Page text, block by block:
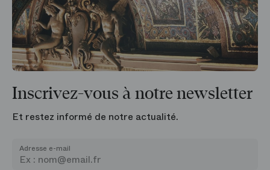
Inscrivez-vous à notre newsletter
Et restez informé de notre actualité.
Adresse e-mail